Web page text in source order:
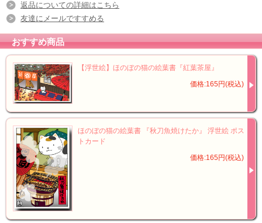
返品についての詳細はこちら
友達にメールですすめる
おすすめ商品
【浮世絵】ほのぼの猫の絵葉書『紅葉茶屋』
価格:165円(税込)
ほのぼの猫の絵葉書 『秋刀魚焼けたか』 浮世絵 ポス
トカード
価格:165円(税込)